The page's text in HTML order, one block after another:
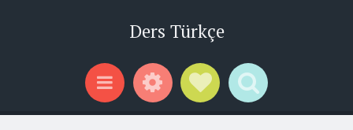
Ders Türkçe
Menu WidgetsSocial Links
Search